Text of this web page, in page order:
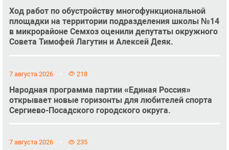
Ход работ по обустройству многофункциональной
площадки на территории подразделения школы №14
в микрорайоне Семхоз оценили депутаты окружного
Совета Тимофей Лагутин и Алексей Деяк.
7 августа 2026 218
Народная программа партии «Единая Россия»
открывает новые горизонты для любителей спорта
Сергиево-Посадского городского округа.
7 августа 2026 235